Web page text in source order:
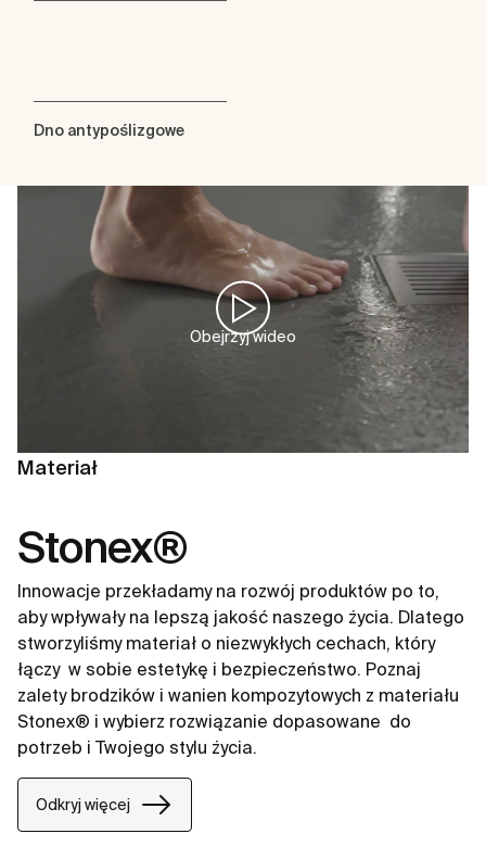
Dno antypoślizgowe
Obejrzyj wideo
Materiał
Stonex®
Innowacje przekładamy na rozwój produktów po to,
aby wpływały na lepszą jakość naszego życia. Dlatego
stworzyliśmy materiał o niezwykłych cechach, który
łączy ​ w sobie estetykę i bezpieczeństwo. Poznaj
zalety brodzików i wanien kompozytowych z materiału
Stonex® i wybierz rozwiązanie dopasowane ​ do
potrzeb i Twojego stylu życia.​
Odkryj więcej